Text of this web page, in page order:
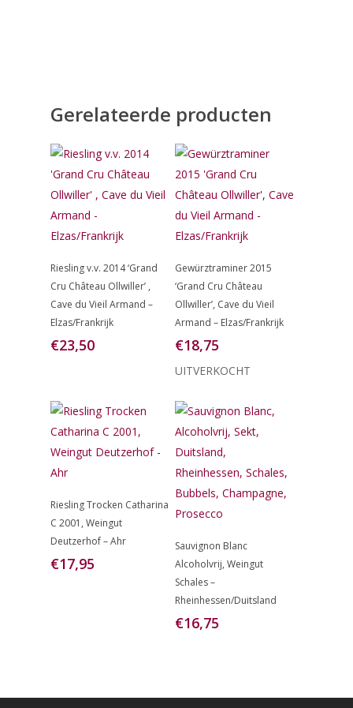
Gerelateerde producten
Toevoegen
Aan
Winkelwagen
Riesling v.v. 2014 ‘Grand
Cru Château Ollwiller’ ,
Cave du Vieil Armand –
Elzas/Frankrijk
€23,50
Lees Verder
Gewürztraminer 2015
‘Grand Cru Château
Ollwiller’, Cave du Vieil
Armand – Elzas/Frankrijk
€18,75
UITVERKOCHT
Toevoegen
Aan
Winkelwagen
Riesling Trocken Catharina
C 2001, Weingut
Deutzerhof – Ahr
€17,95
Toevoegen
Aan
Winkelwagen
Sauvignon Blanc
Alcoholvrij, Weingut
Schales –
Rheinhessen/Duitsland
€16,75